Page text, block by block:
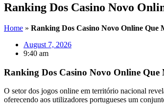
Ranking Dos Casino Novo
Home » Ranking Dos Casino Novo Online Que
August 7, 2026
9:40 am
Ranking Dos Casino Novo Online Que
O setor dos jogos online em território nacional
oferecendo aos utilizadores portugueses um